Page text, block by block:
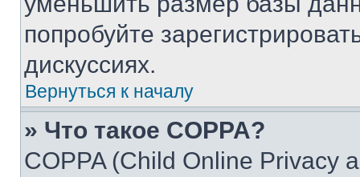
попробуйте
дискуссиях.
Вернуться к началу
» Что такое COPPA?
COPPA (Child Online Privacy